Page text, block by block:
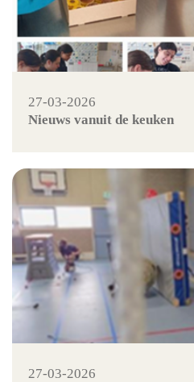
27-03-2026
Nieuws vanuit de keuken
27-03-2026